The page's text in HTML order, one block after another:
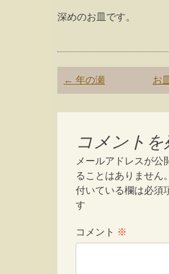
深めのお皿です。
Post
navigation
← 年の瀬 お
コメントを
メールアドレスが公
ることはありません。
付いている欄は必須
す
コメント ※